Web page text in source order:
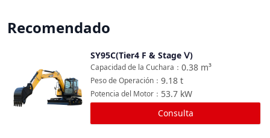
Recomendado
SY95C(Tier4 F & Stage Ⅴ)
0.38 m³
Capacidad de la Cuchara ：
9.18 t
Peso de Operación ：
53.7 kW
Potencia del Motor ：
Consulta